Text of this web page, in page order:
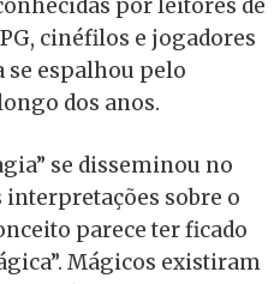
por leitores de
cinéfilos e jogadores
se espalhou pelo
dos anos.
se disseminou no
sobre o
parece ter ficado
Mágicos existiram